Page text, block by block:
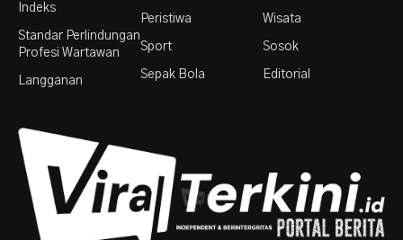
Indeks
Standar Perlindungan
Profesi Wartawan
Langganan
Peristiwa
Sport
Sepak Bola
Wisata
Sosok
Editorial